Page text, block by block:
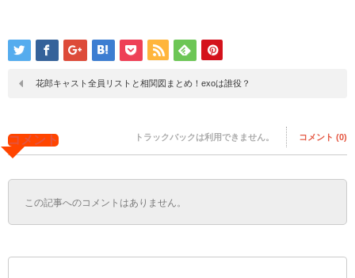
花郎キャスト全員リストと相関図まとめ！exoは誰役？
コメント トラックバックは利用できません。 コメント (0)
この記事へのコメントはありません。